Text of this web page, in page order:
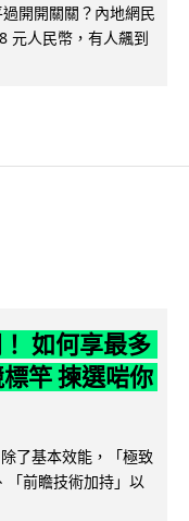
開開關關？內地網民
元人民幣，有人飆到
如何享最多
竿 揀選啱你
了基本效能，「極致
「前瞻技術加持」以